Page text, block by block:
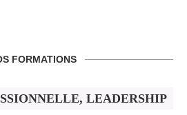
FORMATIONS
LEADERSHIP